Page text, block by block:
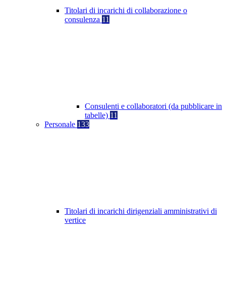
Titolari di incarichi di collaborazione o
consulenza 11
Consulenti e collaboratori (da pubblicare in
tabelle) 11
Personale 133
Titolari di incarichi dirigenziali amministrativi di
vertice